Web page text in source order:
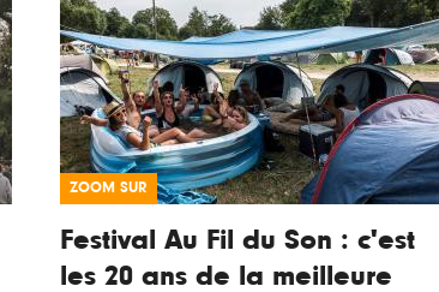
ZOOM SUR
Festival Au Fil du Son : c'est
les 20 ans de la meilleure